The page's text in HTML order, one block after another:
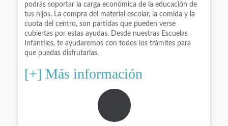
podrás soportar la carga económica de la educación de
tus hijos. La compra del material escolar, la comida y la
cuota del centro, son partidas que pueden verse
cubiertas por estas ayudas. Desde nuestras Escuelas
Infantiles, te ayudaremos con todos los trámites para
que puedas disfrutarlas.
[+] Más información